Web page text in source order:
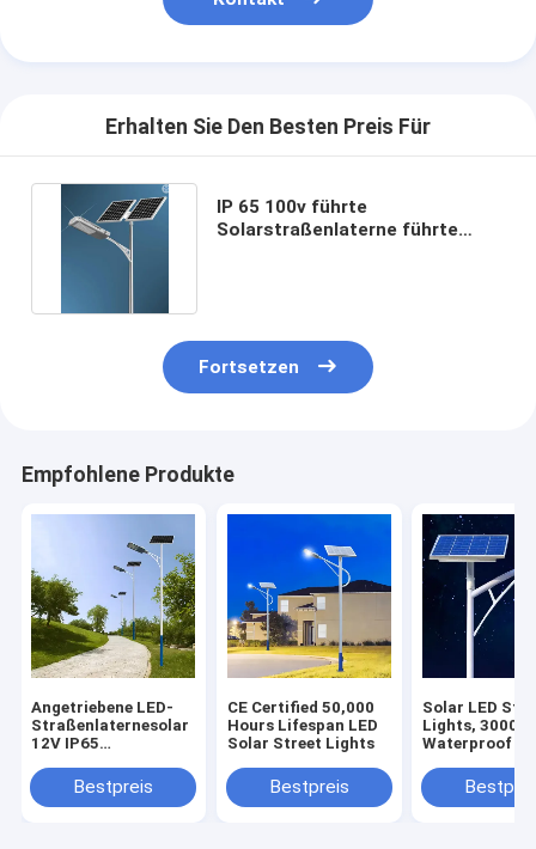
Erhalten Sie Den Besten Preis Für
IP 65 100v führte
Solarstraßenlaterne führte
Fortsetzen
Empfohlene Produkte
Angetriebene LED-
Straßenlaternesolar
12V IP65
ZERTIFIKAT CT
3000K~6000K CER-
Bestpreis
CE Certified 50,000
Hours Lifespan LED
Solar Street Lights
Bestpreis
Solar LED
Lights,
Waterproof